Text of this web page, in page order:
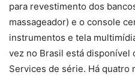
para revestimento dos
massageador) e o console
instrumentos e tela
vez no Brasil está disponível
Services de série. Há quatro